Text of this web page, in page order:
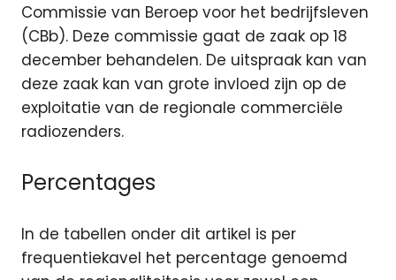
Commissie van Beroep voor het bedrijfsleven
(CBb). Deze commissie gaat de zaak op 18
december behandelen. De uitspraak kan van
deze zaak kan van grote invloed zijn op de
exploitatie van de regionale commerciële
radiozenders.
Percentages
In de tabellen onder dit artikel is per
frequentiekavel het percentage genoemd